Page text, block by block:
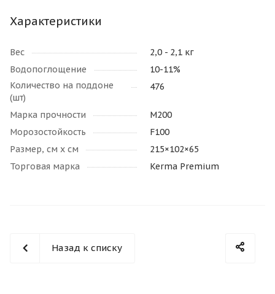
Характеристики
Вес
2,0 - 2,1 кг
Водопоглощение
10-11%
Количество на поддоне
(шт)
476
Марка прочности
М200
Морозостойкость
F100
Размер, см х см
215×102×65
Торговая марка
Kerma Premium
Назад к списку